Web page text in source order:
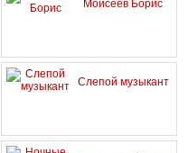
Моисеев Борис
Слепой музыкант